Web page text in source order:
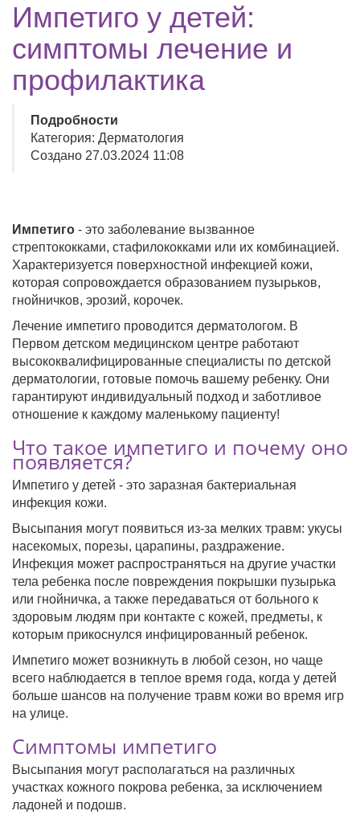
Импетиго у детей:
симптомы лечение и
профилактика
Подробности
Категория: Дерматология
Создано 27.03.2024 11:08
Импетиго - это заболевание вызванное
стрептококками, стафилококками или их комбинацией.
Характеризуется поверхностной инфекцией кожи,
которая сопровождается образованием пузырьков,
гнойничков, эрозий, корочек.
Лечение импетиго проводится дерматологом. В
Первом детском медицинском центре работают
высококвалифицированные специалисты по детской
дерматологии, готовые помочь вашему ребенку. Они
гарантируют индивидуальный подход и заботливое
отношение к каждому маленькому пациенту!
Что такое импетиго и почему оно
появляется?
Импетиго у детей - это заразная бактериальная
инфекция кожи.
Высыпания могут появиться из-за мелких травм: укусы
насекомых, порезы, царапины, раздражение.
Инфекция может распространяться на другие участки
тела ребенка после повреждения покрышки пузырька
или гнойничка, а также передаваться от больного к
здоровым людям при контакте с кожей, предметы, к
которым прикоснулся инфицированный ребенок.
Импетиго может возникнуть в любой сезон, но чаще
всего наблюдается в теплое время года, когда у детей
больше шансов на получение травм кожи во время игр
на улице.
Симптомы импетиго
Высыпания могут располагаться на различных
участках кожного покрова ребенка, за исключением
ладоней и подошв.